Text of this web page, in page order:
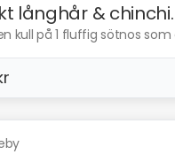
långhår &
kull på 1 fluffig sötnos som